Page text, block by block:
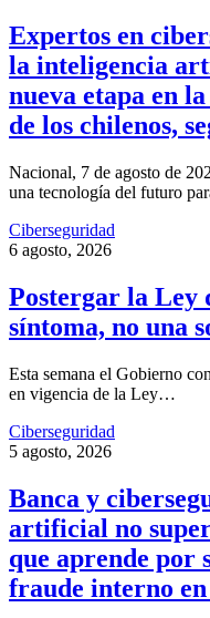
Expertos en
la inteligencia
nueva etapa en
de los chilenos,
Nacional, 7 de agosto de
una tecnología del futuro
Ciberseguridad
6 agosto, 2026
Postergar la Ley
síntoma, no una
Esta semana el Gobierno
en vigencia de la Ley…
Ciberseguridad
5 agosto, 2026
Banca y
artificial no
que aprende por
fraude interno